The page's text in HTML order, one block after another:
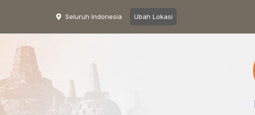
Seluruh Indonesia Ubah Lokasi